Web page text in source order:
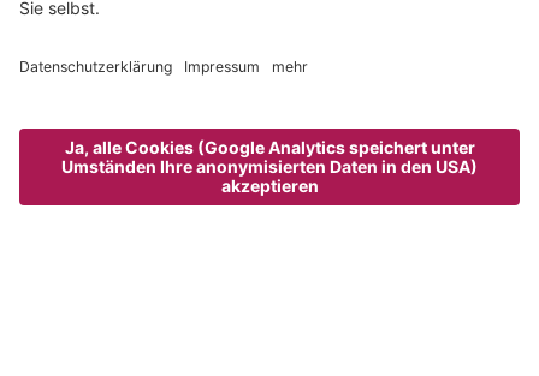
erreichen wir die Jagelealm. Links aufwärts geht es weiter
kleinen Felsaufschwung erreicht man schließlich den Gipfel.
Dauer: 3 h
Schwierigkeit: Mittel
Zunderspitze